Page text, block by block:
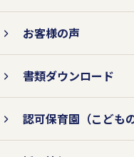
お客様の声
書類ダウンロード
認可保育園 （こども